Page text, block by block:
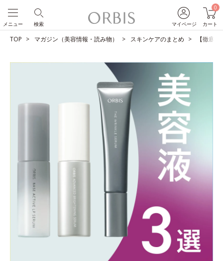
マイページ
0
カート
検索
メニュー
TOP マガジン（美容情報・読み物） スキンケアのまとめ 【徹底